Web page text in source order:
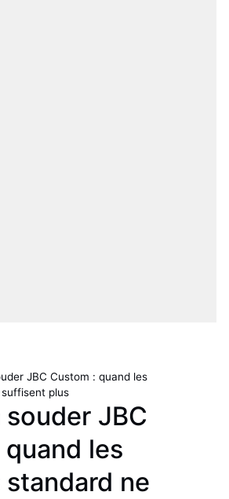
JBC Custom : quand les
plus
souder JBC
les
ne